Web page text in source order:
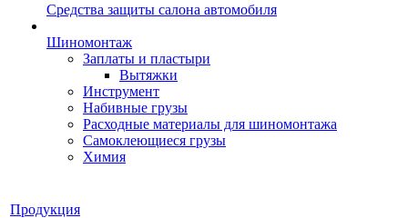
Средства защиты салона автомобиля
Шиномонтаж
Заплаты и пластыри
Вытяжки
Инструмент
Набивные грузы
Расходные материалы для шиномонтажа
Самоклеющиеся грузы
Химия
Продукция